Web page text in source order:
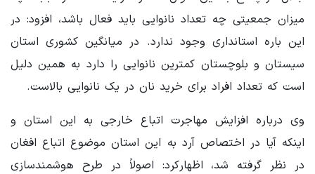
میزان جمعیتی چه تعداد نانوایی باید فعال باشد، افزود: در
این باره استانداری وجود ندارد. در میانگین کشوری استان
سیستان و بلوچستان کمترین نانوایی را دارد به همین دلیل
است که تعداد افراد برای خرید نان در یک نانوایی بالاست.
وی درباره افزایش مهاجرت اتباع خارجی به این استان و
اینکه آیا در اختصاص آرد به این استان موضوع اتباع افغان
در نظر گرفته شد، اظهارکرد: اصولاً در طرح هوشمندسازی